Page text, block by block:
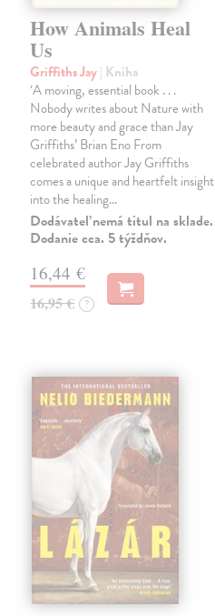
How Animals Heal
Us
Griffiths Jay| Kniha
‘A moving, essential book . . .
Nobody writes about Nature with
more beauty and grace than Jay
Griffiths’ Brian Eno From
celebrated author Jay Griffiths
comes a unique and heartfelt insight
into the healing…
Dodávateľ nemá titul na sklade.
Dodanie cca. 5 týždňov.
16,44 €
16,95 € ?